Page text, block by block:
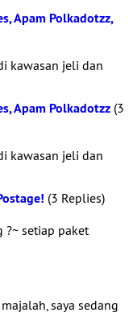
Apam Polkadotzz,
kawasan jeli dan
Apam Polkadotzz (3
kawasan jeli dan
(3 Replies)
?~ setiap paket
saya sedang